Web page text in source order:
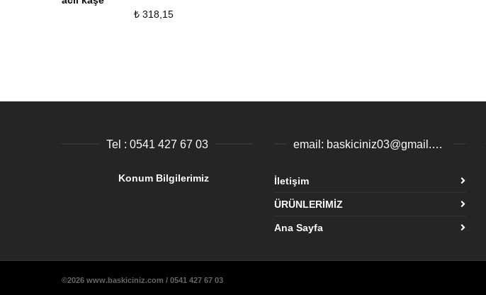
₺318,15
Tel : 0541 427 67 03
Konum Bilgilerimiz
email: baskiciniz03@gmail.com / esenyurtbaski@gmail.com
İletişim
ÜRÜNLERİMİZ
Ana Sayfa
©2026 www.baskiciniz.com / 0541 427 67 03